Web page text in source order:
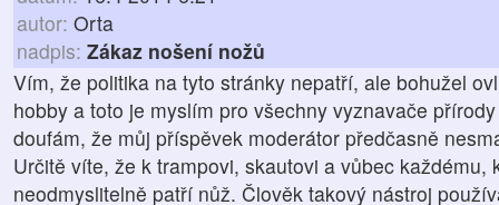
autor: Orta
nadpis: Zákaz nošení nožů
Vím, že politika na tyto stránky nepatří, ale bohužel
hobby a toto je myslím pro všechny vyznavače
doufám, že můj příspěvek moderátor předčasně
Určitě víte, že k trampovi, skautovi a vůbec každému,
neodmyslitelně patří nůž. Člověk takový nástroj